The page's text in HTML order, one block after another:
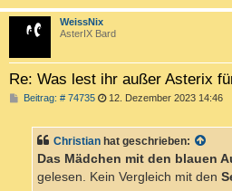
WeissNix
AsterIX Bard
Re: Was lest ihr außer Asterix
Beitrag: # 74735B
r
a
12. Dezember 2023 14:46
Christian hat geschrieben:
Das Mädchen mit den blauen
gelesen. Kein Vergleich mit den